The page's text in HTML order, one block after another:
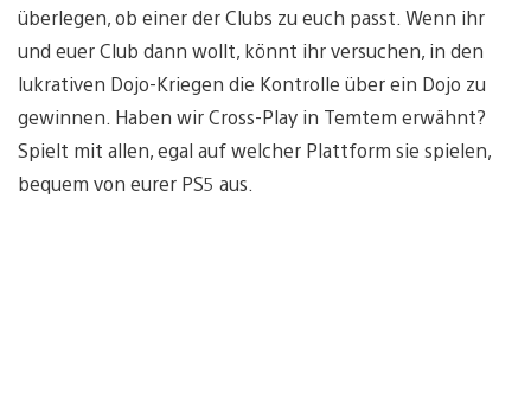
überlegen, ob einer der Clubs zu euch passt. Wenn ihr
und euer Club dann wollt, könnt ihr versuchen, in den
lukrativen Dojo-Kriegen die Kontrolle über ein Dojo zu
gewinnen. Haben wir Cross-Play in Temtem erwähnt?
Spielt mit allen, egal auf welcher Plattform sie spielen,
bequem von eurer PS5 aus.